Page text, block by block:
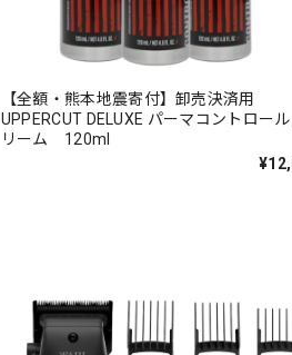
【全額・熊本地震寄付】卸売決済用
UPPERCUT DELUXE パーマコントロール
リーム 120ml